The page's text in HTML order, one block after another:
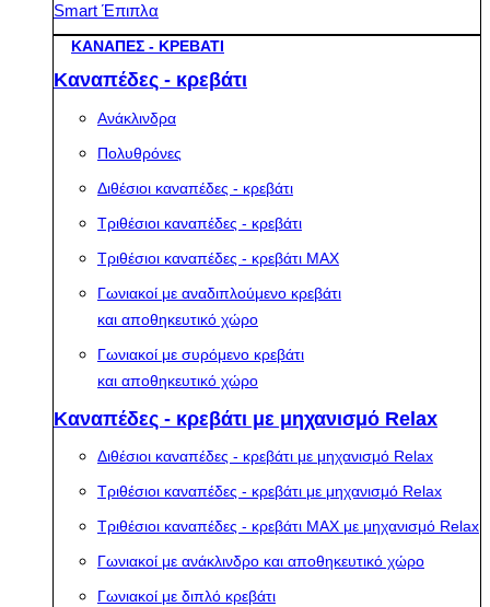
Smart Έπιπλα
ΚΑΝΑΠΕΣ - ΚΡΕΒΑΤΙ
Καναπέδες - κρεβάτι
Ανάκλινδρα
Πολυθρόνες
Διθέσιοι καναπέδες - κρεβάτι
Τριθέσιοι καναπέδες - κρεβάτι
Τριθέσιοι καναπέδες - κρεβάτι MAX
Γωνιακοί με αναδιπλούμενο κρεβάτι
και αποθηκευτικό χώρο
Γωνιακοί με συρόμενο κρεβάτι
και αποθηκευτικό χώρο
Καναπέδες - κρεβάτι με μηχανισμό Relax
Διθέσιοι καναπέδες - κρεβάτι με μηχανισμό Relax
Τριθέσιοι καναπέδες - κρεβάτι με μηχανισμό Relax
Τριθέσιοι καναπέδες - κρεβάτι MAX με μηχανισμό Relax
Γωνιακοί με ανάκλινδρο και αποθηκευτικό χώρο
Γωνιακοί με διπλό κρεβάτι